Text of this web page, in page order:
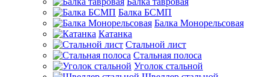
Балка БСМП
Балка Монорельсовая
Катанка
Стальной лист
Стальная полоса
Уголок стальной